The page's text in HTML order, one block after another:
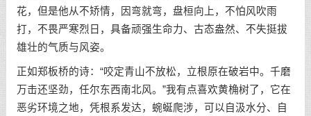
花，但是他从不矫情，因弯就弯，盘桓向上，不怕风吹雨
打，不畏严寒烈日，具备顽强生命力、古态盎然、不失挺拔
雄壮的气质与风姿。
正如郑板桥的诗：“咬定青山不放松，立根原在破岩中。千磨
万击还坚劲，任尔东西南北风。”我有点喜欢黄桷树了，它在
恶劣环境之地，凭根系发达，蜿蜒爬涉，可以自汲水分、自